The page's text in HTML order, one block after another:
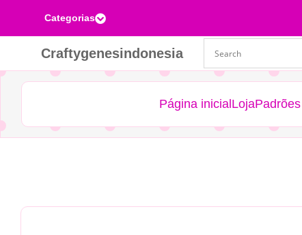
Categorias
Craftygenesindonesia
Página inicial Loja